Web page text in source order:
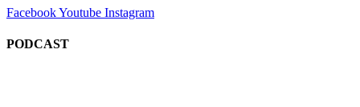
FacebookYoutube Instagram
PODCAST